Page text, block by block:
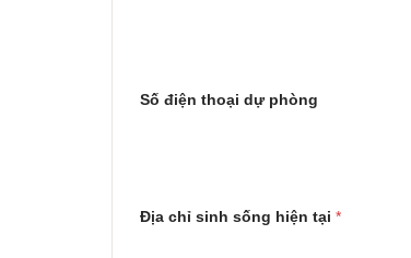
Số điện thoại dự phòng
Địa chỉ sinh sống hiện tại *